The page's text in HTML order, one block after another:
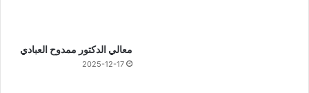
معالي الدكتور ممدوح العبادي
2025-12-17